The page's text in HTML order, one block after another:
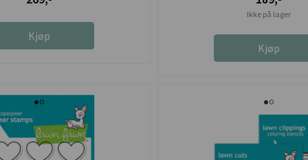
Kjøp
Ikke på lager
Kjøp